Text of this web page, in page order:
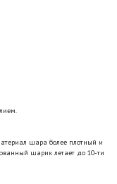
шара более плотный и
шарик летает до 10-ти